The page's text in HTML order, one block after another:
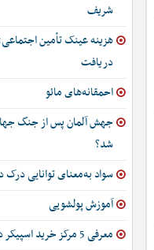
شریف
هزینه عینک تأمین
دریافت
احمقانه‌های مائو
جهش آلمان پس از جنگ
شد؟
سواد به‌معنای توانایی
آموزش پولشویی
معرفی 5 مرکز خرید اسپیکر در تهران